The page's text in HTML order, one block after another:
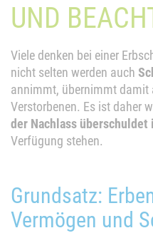
UND
Viele denken bei einer
nicht selten werden auch
annimmt, übernimmt damit
Verstorbenen. Es ist daher
der Nachlass überschuldet
Verfügung stehen.
Grundsatz:
Vermögen und